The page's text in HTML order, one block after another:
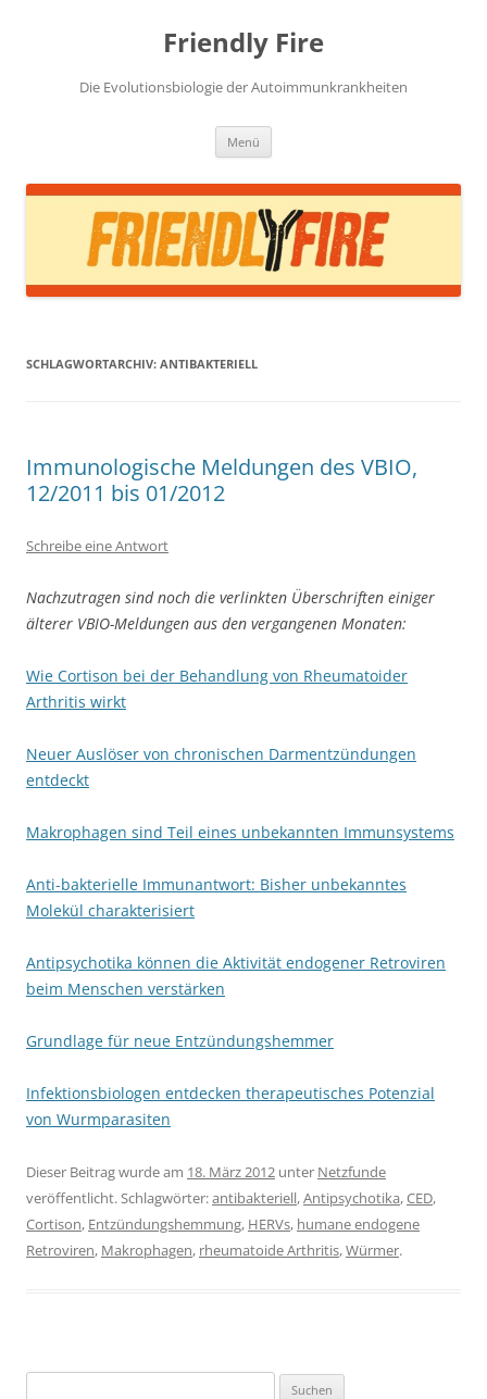
Friendly Fire
Die Evolutionsbiologie der Autoimmunkrankheiten
Menü
SCHLAGWORTARCHIV: ANTIBAKTERIELL
Immunologische Meldungen des VBIO,
12/2011 bis 01/2012
Schreibe eine Antwort
Nachzutragen sind noch die verlinkten Überschriften einiger
älterer VBIO-Meldungen aus den vergangenen Monaten:
Wie Cortison bei der Behandlung von Rheumatoider
Arthritis wirkt
Neuer Auslöser von chronischen Darmentzündungen
entdeckt
Makrophagen sind Teil eines unbekannten Immunsystems
Anti-bakterielle Immunantwort: Bisher unbekanntes
Molekül charakterisiert
Antipsychotika können die Aktivität endogener Retroviren
beim Menschen verstärken
Grundlage für neue Entzündungshemmer
Infektionsbiologen entdecken therapeutisches Potenzial
von Wurmparasiten
Dieser Beitrag wurde am 18. März 2012 unter Netzfunde
veröffentlicht. Schlagwörter:antibakteriell,Antipsychotika,CED,
Cortison, Entzündungshemmung, HERVs, humane endogene
Retroviren, Makrophagen, rheumatoide Arthritis,Würmer.